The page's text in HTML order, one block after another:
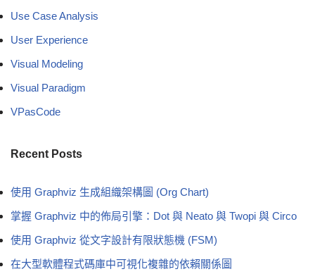
Use Case Analysis
User Experience
Visual Modeling
Visual Paradigm
VPasCode
Recent Posts
使用 Graphviz 生成組織架構圖 (Org Chart)
掌握 Graphviz 中的佈局引擎：Dot 與 Neato 與 Twopi 與 Circo
使用 Graphviz 從文字設計有限狀態機 (FSM)
在大型軟體程式碼庫中可視化複雜的依賴關係圖